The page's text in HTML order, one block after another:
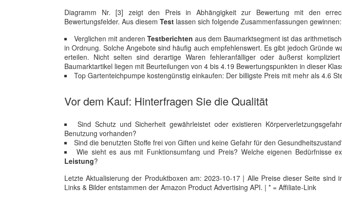
Diagramm Nr. [3] zeigt den Preis in Abhängigkeit zur Bewertung mit den
Bewertungsfelder. Aus diesem Test lassen sich folgende Zusammenfassungen gewinnen:
Verglichen mit anderen Testberichten aus dem Baumarktsegment ist das
in Ordnung. Solche Angebote sind häufig auch empfehlenswert. Es gibt jedoch Gründe
erteilen. Nicht selten sind derartige Waren fehleranfälliger oder äußerst
Baumarktartikel liegen mit Beurteilungen von 4 bis 4.19 Bewertungspunkten in dieser
Top Gartenteichpumpe kostengünstig einkaufen: Der billigste Preis mit mehr als 4.6
Vor dem Kauf: Hinterfragen Sie die Qualität
Sind Schutz und Sicherheit gewährleistet oder existieren
Benutzung vorhanden?
Sind die benutzten Stoffe frei von Giften und keine Gefahr für den
Wie sieht es aus mit Funktionsumfang und Preis? Welche eigenen Bedürfnisse
Leistung?
Letzte Aktualisierung der Produktboxen am: 2023-10-17 | Alle Preise dieser Seite sind
Links & Bilder entstammen der Amazon Product Advertising API. | * = Affiliate-Link